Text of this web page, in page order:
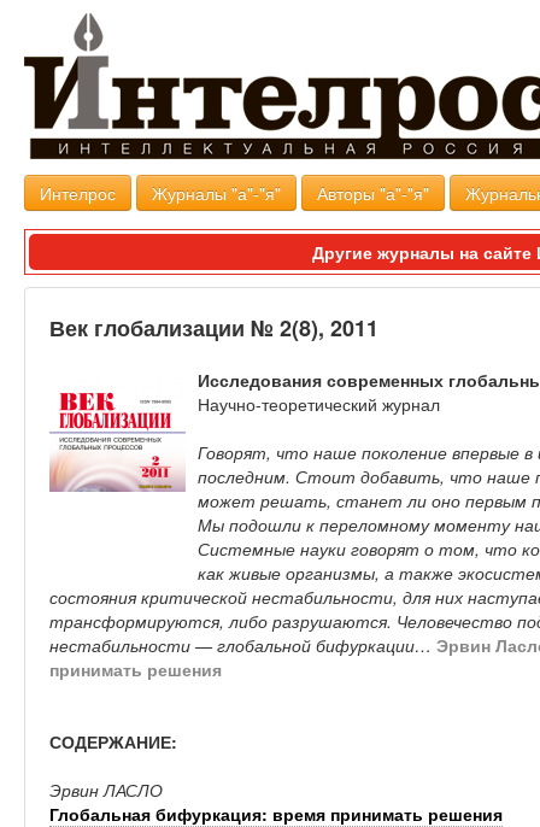
Интелрос Журналы "а"-"я" Авторы "а"-"я"
Другие журналы на
Век глобализации № 2(8), 2011
Исследования современных
Научно-теоретический журнал
Говорят, что наше поколение
последним. Стоит добавить, что наше
может решать, станет ли оно первым
Мы подошли к переломному моменту
Системные науки говорят о том, что
как живые организмы, а также
состояния критической нестабильности, для них
трансформируются, либо разрушаются. Человечество
нестабильности — глобальной бифуркации… Эрвин
принимать решения
СОДЕРЖАНИЕ:
Эрвин ЛАСЛО
Глобальная бифуркация: время принимать решения